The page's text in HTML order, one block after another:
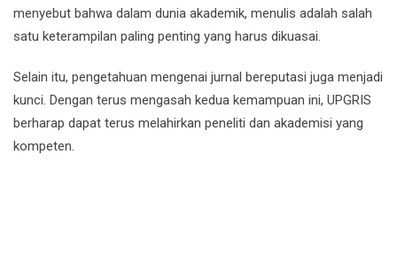
menyebut bahwa dalam dunia akademik, menulis adalah salah
satu keterampilan paling penting yang harus dikuasai.
Selain itu, pengetahuan mengenai jurnal bereputasi juga menjadi
kunci. Dengan terus mengasah kedua kemampuan ini, UPGRIS
berharap dapat terus melahirkan peneliti dan akademisi yang
kompeten.